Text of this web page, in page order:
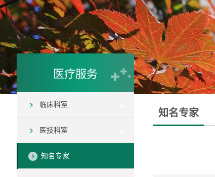
医疗服务
临床科室
医技科室
知名专家
知名专家